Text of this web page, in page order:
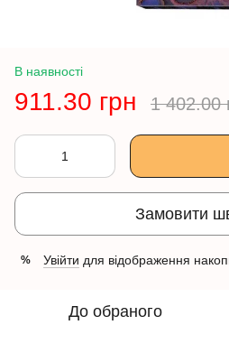
В наявності
911.30 грн 1 402.00
Замовити
% Увійти для відображення
До обраного